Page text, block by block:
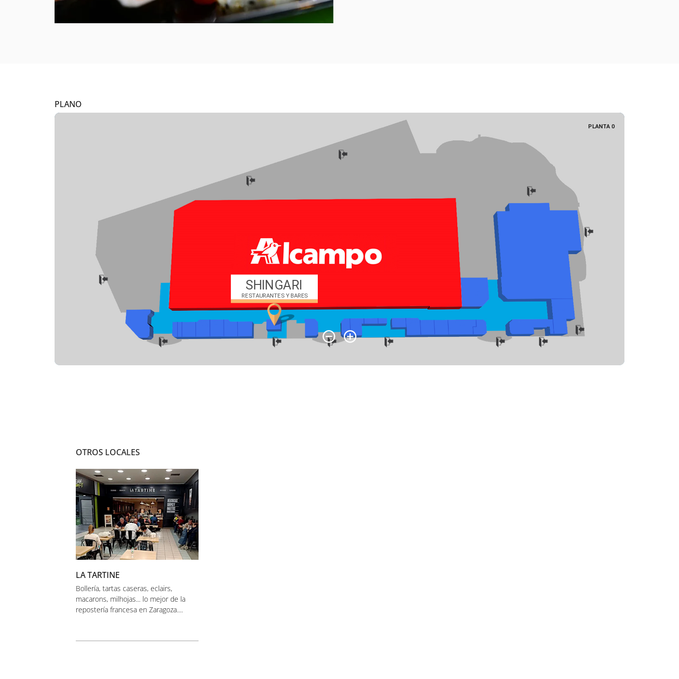
PLANO
OTROS LOCALES
LA TARTINE
Bollería, tartas caseras, eclairs,
macarons, milhojas... lo mejor de la
repostería francesa en Zaragoza....